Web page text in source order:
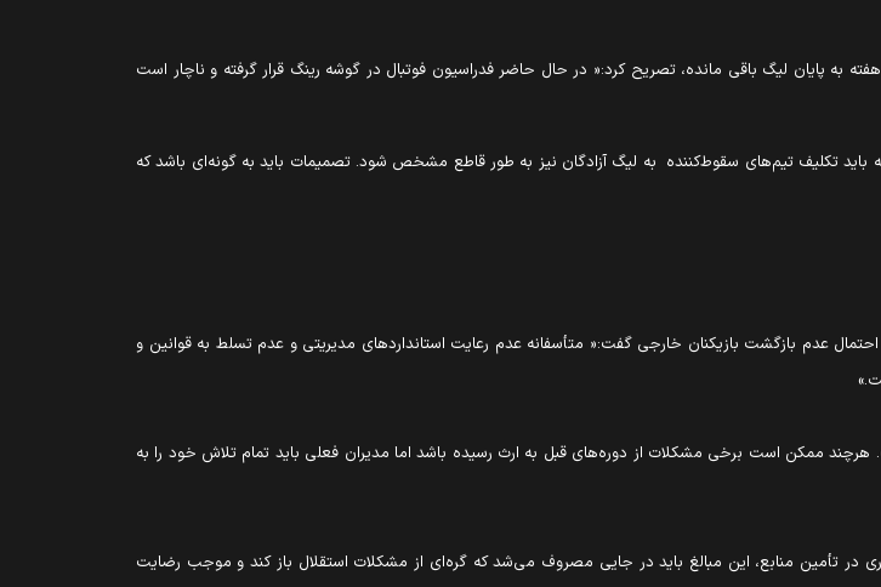
در واکنش به معرفی استقلال و تراکتور به عنوان سهمیه‌های لیگ نخبگان در حالی که ۸ هفته به پایان لیگ باقی مانده، تصریح کرد:« در حال حاضر فدراسیون فوتبال در گوشه رینگ قرار گرفته و ناچار است
باید تکلیف تیم‌های سقوط‌کننده به لیگ آزادگان نیز به طور قاطع مشخص شود. تصمیمات باید به گونه‌ای باشد که
عدم بازگشت بازیکنان خارجی گفت:« متأسفانه عدم رعایت استانداردهای مدیریتی و عدم تسلط به قوانین و
ممکن است برخی مشکلات از دوره‌های قبل به ارث رسیده باشد اما مدیران فعلی باید تمام تلاش خود را به
در تأمین منابع، این مبالغ باید در جایی مصروف می‌شد که گره‌ای از مشکلات استقلال باز کند و موجب رضایت